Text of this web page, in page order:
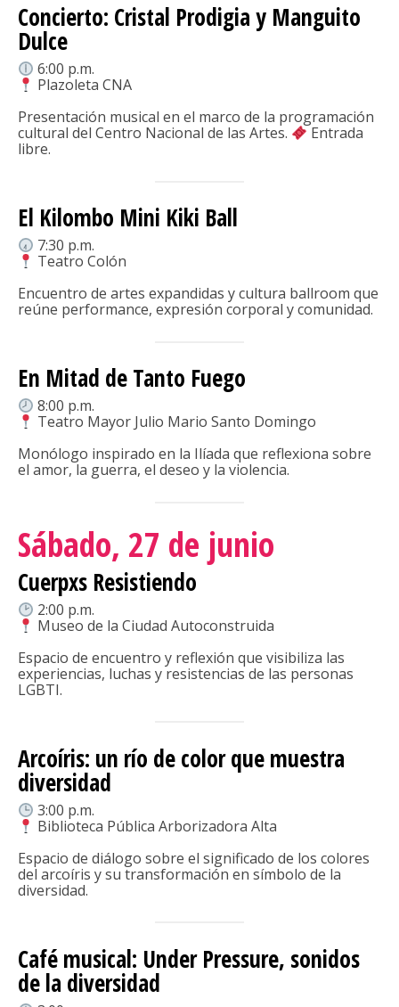
Concierto: Cristal Prodigia y Manguito
Dulce
6:00 p.m.
Plazoleta CNA
Presentación musical en el marco de la programación
cultural del Centro Nacional de las Artes.
Entrada
libre.
El Kilombo Mini Kiki Ball
7:30 p.m.
Teatro Colón
Encuentro de artes expandidas y cultura ballroom que
reúne performance, expresión corporal y comunidad.
En Mitad de Tanto Fuego
8:00 p.m.
Teatro Mayor Julio Mario Santo Domingo
Monólogo inspirado en la Ilíada que reflexiona sobre
el amor, la guerra, el deseo y la violencia.
Sábado, 27 de junio
Cuerpxs Resistiendo
2:00 p.m.
Museo de la Ciudad Autoconstruida
Espacio de encuentro y reflexión que visibiliza las
experiencias, luchas y resistencias de las personas
LGBTI.
Arcoíris: un río de color que muestra
diversidad
3:00 p.m.
Biblioteca Pública Arborizadora Alta
Espacio de diálogo sobre el significado de los colores
del arcoíris y su transformación en símbolo de la
diversidad.
Café musical: Under Pressure, sonidos
de la diversidad